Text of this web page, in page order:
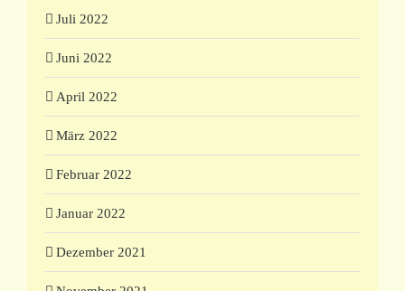
Juli 2022
Juni 2022
April 2022
März 2022
Februar 2022
Januar 2022
Dezember 2021